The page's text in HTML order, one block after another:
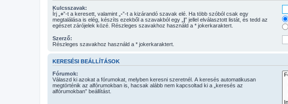
Kulcsszavak:
Írj „ +”-t a keresett, valamint „ -”-t a kizárandó szavak elé. Ha több szóból csak egy
megtalálása is elég, készíts ezekből a szavakból egy „ |” jellel elválasztott listát, és tedd az
egészet zárójelek közé. Részleges szavakhoz használd a * jokerkaraktert.
Szerző:
Részleges szavakhoz használd a * jokerkaraktert.
KERESÉSI BEÁLLÍTÁSOK
Fórumok:
Válaszd ki azokat a fórumokat, melyben keresni szeretnél. A keresés automatikusan
megtörténik az alfórumokban is, hacsak alább nem kapcsoltad ki a „keresés az
alfórumokban” beállítást.